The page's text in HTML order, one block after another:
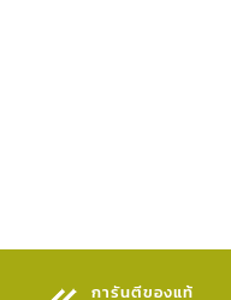
การันตีของแท้